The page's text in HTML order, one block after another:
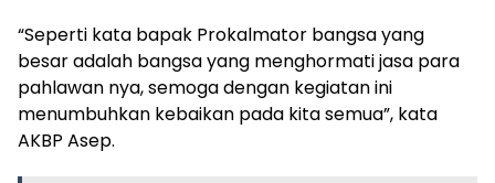
“Seperti kata bapak Prokalmator bangsa yang
besar adalah bangsa yang menghormati jasa para
pahlawan nya, semoga dengan kegiatan ini
menumbuhkan kebaikan pada kita semua”, kata
AKBP Asep.